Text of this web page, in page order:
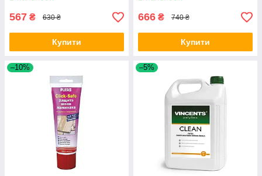
567 ₴ 630 ₴
Купити
666 ₴ 740 ₴
Купити
–10% –5%